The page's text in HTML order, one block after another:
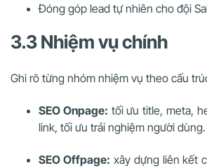
Đóng góp lead tự nhiên cho đội
3.3 Nhiệm vụ chính
Ghi rõ từng nhóm nhiệm vụ theo cấu
SEO Onpage: tối ưu title, meta,
link, tối ưu trải nghiệm người dùng.
SEO Offpage: xây dựng liên kết